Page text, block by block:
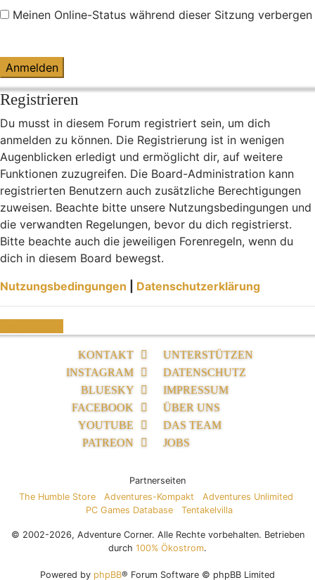
Meinen Online-Status während dieser Sitzung verbergen
Registrieren
Du musst in diesem Forum registriert sein, um dich
anmelden zu können. Die Registrierung ist in wenigen
Augenblicken erledigt und ermöglicht dir, auf weitere
Funktionen zuzugreifen. Die Board-Administration kann
registrierten Benutzern auch zusätzliche Berechtigungen
zuweisen. Beachte bitte unsere Nutzungsbedingungen und
die verwandten Regelungen, bevor du dich registrierst.
Bitte beachte auch die jeweiligen Forenregeln, wenn du
dich in diesem Board bewegst.
Nutzungsbedingungen
Datenschutzerklärung
KONTAKT
INSTAGRAM
BLUESKY
FACEBOOK
YOUTUBE
PATREON
UNTERSTÜTZEN
DATENSCHUTZ
IMPRESSUM
ÜBER UNS
DAS TEAM
JOBS
Partnerseiten
The Humble Store
Adventures-Kompakt
Adventures Unlimited
PC Games Database
Tentakelvilla
© 2002-2026, Adventure Corner. Alle Rechte vorbehalten. Betrieben
durch 100% Ökostrom.
Powered by phpBB® Forum Software © phpBB Limited